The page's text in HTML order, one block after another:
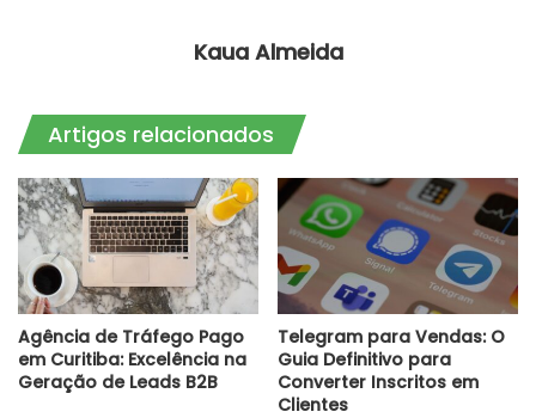
Kaua Almeida
Artigos relacionados
Agência de Tráfego Pago
em Curitiba: Excelência na
Geração de Leads B2B
Telegram para Vendas: O
Guia Definitivo para
Converter Inscritos em
Clientes